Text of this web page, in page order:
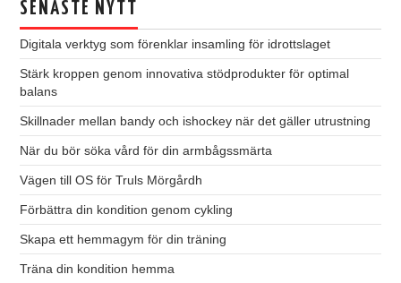
SENASTE NYTT
Digitala verktyg som förenklar insamling för idrottslaget
Stärk kroppen genom innovativa stödprodukter för optimal
balans
Skillnader mellan bandy och ishockey när det gäller utrustning
När du bör söka vård för din armbågssmärta
Vägen till OS för Truls Mörgårdh
Förbättra din kondition genom cykling
Skapa ett hemmagym för din träning
Träna din kondition hemma